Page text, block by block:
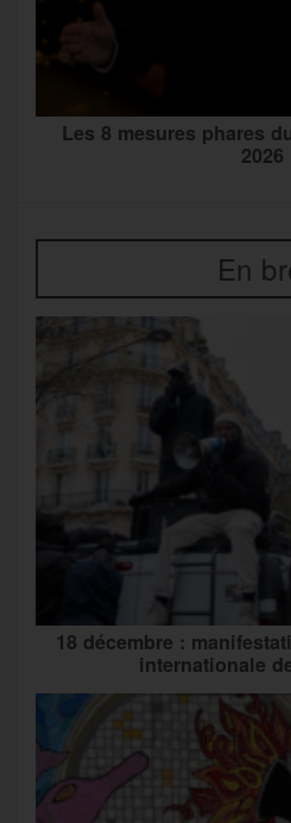
Les 8 mesures phares
2026
En
18 décembre :
internationale